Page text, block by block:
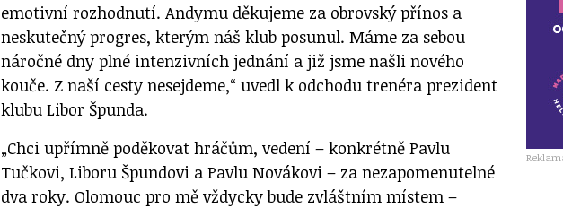
emotivní rozhodnutí. Andymu děkujeme za obrovský přínos a
neskutečný progres, kterým náš klub posunul. Máme za sebou
náročné dny plné intenzivních jednání a již jsme našli nového
kouče. Z naší cesty nesejdeme,“ uvedl k odchodu trenéra prezident
klubu Libor Špunda.
„Chci upřímně poděkovat hráčům, vedení – konkrétně Pavlu
Tučkovi, Liboru Špundovi a Pavlu Novákovi – za nezapomenutelné
dva roky. Olomouc pro mě vždycky bude zvláštním místem –